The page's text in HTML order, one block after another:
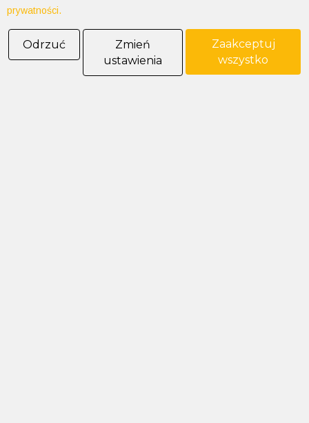
prywatności.
Odrzuć
Zmień
ustawienia
Zaakceptuj
wszystko
Polityka prywatności
Polityka cookies
Informacja od administratora danych